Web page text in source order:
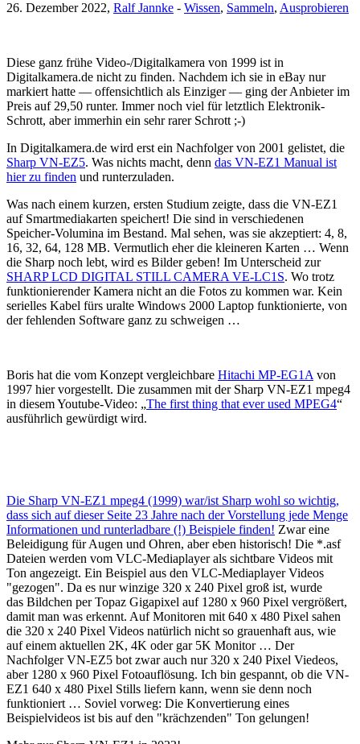
26. Dezember 2022, Ralf Jannke - Wissen, Sammeln, Ausprobieren
Diese ganz frühe Video-/Digitalkamera von 1999 ist in
Digitalkamera.de nicht zu finden. Nachdem ich sie in eBay nur
markiert hatte — offensichtlich als Einziger — ging der Anbieter im
Preis auf 29,50 runter. Immer noch viel für letztlich Elektronik-
Schrott, aber immerhin ein sehr rarer Schrott ;-)
In Digitalkamera.de wird erst ein Nachfolger von 2001 gelistet, die
Sharp VN-EZ5. Was nichts macht, denn das VN-EZ1 Manual ist
hier zu finden und runterzuladen.
Was nach einem kurzen, ersten Studium zeigte, dass die VN-EZ1
auf Smartmediakarten speichert! Die sind in verschiedenen
Speicher-Volumina im Bestand. Mal sehen, was sie akzeptiert: 4, 8,
16, 32, 64, 128 MB. Vermutlich eher die kleineren Karten … Wenn
die Sharp noch lebt, wird es Bilder geben! Im Unterscheid zur
SHARP LCD DIGITAL STILL CAMERA VE-LC1S. Wo trotz
funktionierender Kamera nicht an die Fotos zu kommen war. Kein
serielles Kabel fürs uralte Windows 2000 Laptop funktionierte, von
der fehlenden Software ganz zu schweigen …
Boris hat die vom Konzept vergleichbare Hitachi MP-EG1A von
1997 hier vorgestellt. Die zusammen mit der Sharp VN-EZ1 mpeg4
in diesem Youtube-Video: „The first thing that ever used MPEG4“
ausführlich gewürdigt wird.
Die Sharp VN-EZ1 mpeg4 (1999) war/ist Sharp wohl so wichtig,
dass sich auf dieser Seite 23 Jahre nach der Vorstellung jede Menge
Informationen und runterladbare (!) Beispiele finden! Zwar eine
Beleidigung für Augen und Ohren, aber eben historisch! Die *.asf
Dateien werden vom VLC-Mediaplayer als sichtbare Videos mit
Ton angezeigt. Ein Beispiel aus den VLC-Mediaplayer Videos
"gezogen". Da es nur winzige 320 x 240 Pixel groß ist, wurde
das Bildchen per Topaz Gigapixel auf 1280 x 960 Pixel vergrößert,
damit man was erkennt. Auf Monitoren mit 640 x 480 Pixel sahen
die 320 x 240 Pixel Videos natürlich nicht so grauenhaft aus, wie
auf einem aktuellen 2K, 4K oder gar 5K Monitor … Der
Nachfolger VN-EZ5 bot zwar auch nur 320 x 240 Pixel Viedeos,
aber 1280 x 960 Pixel Fotoauflösung. Ich bin gespannt, ob die VN-
EZ1 640 x 480 Pixel Stills liefern kann, wenn sie denn noch
funktioniert … Soviel vorweg: Die Konvertierung eines
Beispielvideos ist bis auf den "krächzenden" Ton gelungen!